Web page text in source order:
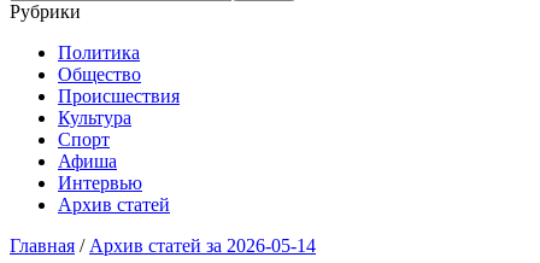
Рубрики
Политика
Общество
Проиcшествия
Культура
Спорт
Афиша
Интервью
Архив статей
Главная / Архив статей за 2026-05-14